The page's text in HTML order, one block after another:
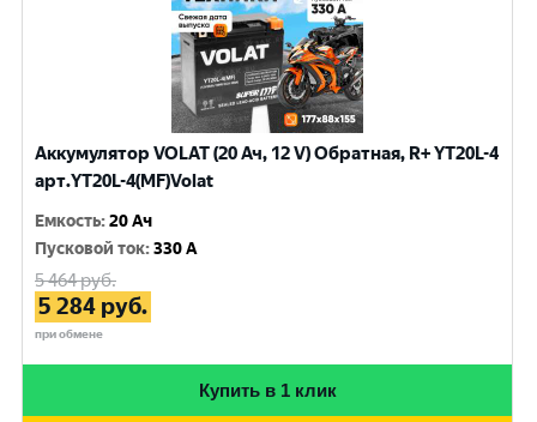
Аккумулятор VOLAT (20 Ач, 12 V) Обратная, R+ YT20L-4
арт.YT20L-4(MF)Volat
Емкость:20 Ач
Пусковой ток:330 A
5 464руб.
5 284 руб.
при обмене
Купить в 1 клик